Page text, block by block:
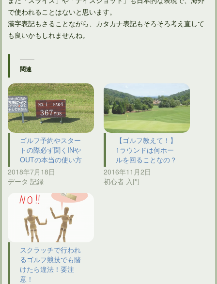
で使われることはないと思います。
漢字表記もさることながら、カタカナ表記もそろそろ考え直して
も良いかもしれませんね。
関連
ゴルフ予約やスター
トの際必ず聞くINや
OUTの本当の使い方
2018年7月18日
データ 記録
【ゴルフ教えて！】
1ラウンドは何ホー
ルを回ることなの？
2016年11月2日
初心者 入門
スクラッチで行われ
るゴルフ競技でも賭
けたら違法！要注
意！